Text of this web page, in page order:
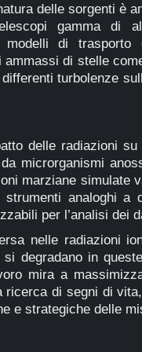
delle sorgenti è
gamma di
modelli di
di stelle
turbolenze
delle radiazioni
microrganismi
marziane simulate
analoghi a
per l’analisi dei
nelle radiazioni
degradano in
mira a
ricerca di segni di
e strategiche delle